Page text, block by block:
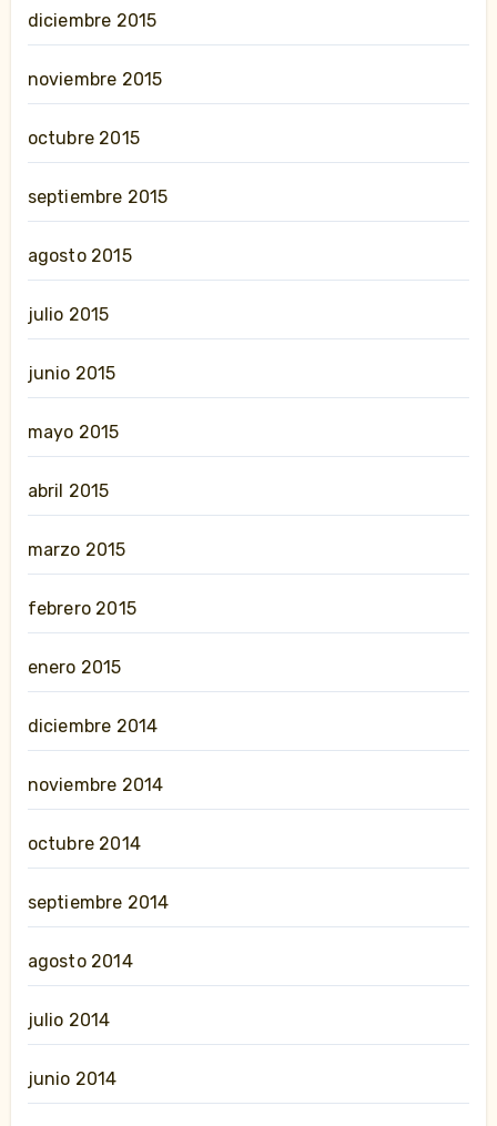
diciembre 2015
noviembre 2015
octubre 2015
septiembre 2015
agosto 2015
julio 2015
junio 2015
mayo 2015
abril 2015
marzo 2015
febrero 2015
enero 2015
diciembre 2014
noviembre 2014
octubre 2014
septiembre 2014
agosto 2014
julio 2014
junio 2014